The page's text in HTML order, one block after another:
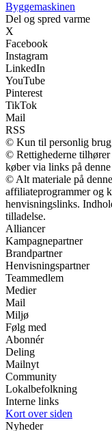
Byggemaskinen
Del og spred varme
X
Facebook
Instagram
LinkedIn
YouTube
Pinterest
TikTok
Mail
RSS
© Kun til personlig
© Rettighederne
køber via links på
© Alt materiale på
affiliateprogrammer og
henvisningslinks.
tilladelse.
Alliancer
Kampagnepartner
Brandpartner
Henvisningspartner
Teammedlem
Medier
Mail
Miljø
Følg med
Abonnér
Deling
Mailnyt
Community
Lokalbefolkning
Interne links
Kort over siden
Nyheder